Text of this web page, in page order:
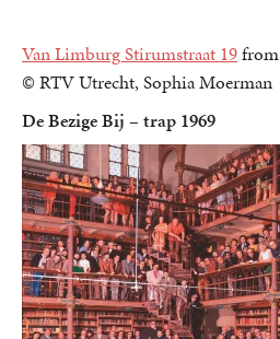
Van Limburg Stirumstraat 19from
© RTV Utrecht, Sophia Moerman
De Bezige Bij – trap 1969